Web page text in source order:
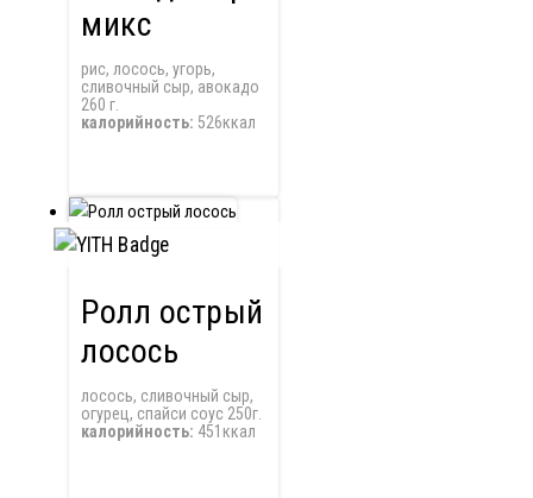
микс
рис, лосось, угорь,
сливочный сыр, авокадо
260 г.
калорийность: 526ккал
Ролл острый
лосось
лосось, сливочный сыр,
огурец, спайси соус 250г.
калорийность: 451ккал